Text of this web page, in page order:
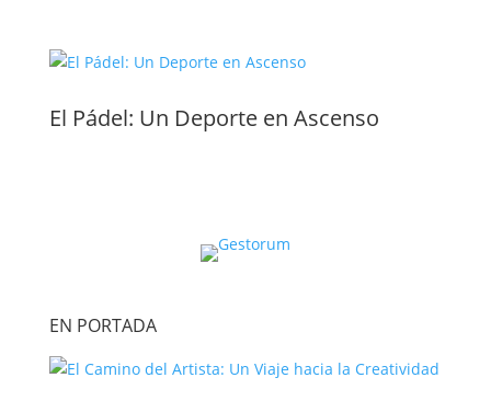
El Pádel: Un Deporte en Ascenso
EN PORTADA